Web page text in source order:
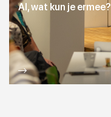
AI, wat kun je ermee?